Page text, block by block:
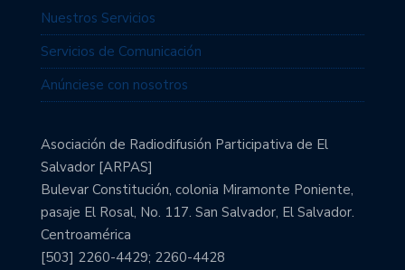
Nuestros Servicios
Servicios de Comunicación
Anúnciese con nosotros
Asociación de Radiodifusión Participativa de El
Salvador [ARPAS]
Bulevar Constitución, colonia Miramonte Poniente,
pasaje El Rosal, No. 117. San Salvador, El Salvador.
Centroamérica
[503] 2260-4429; 2260-4428